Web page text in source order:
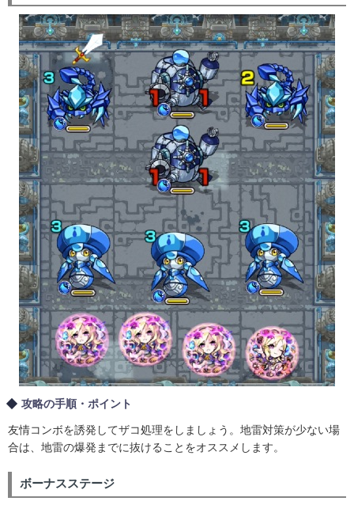
攻略の手順・ポイント
友情コンボを誘発してザコ処理をしましょう。地雷対策が少ない場
合は、地雷の爆発までに抜けることをオススメします。
ボーナスステージ